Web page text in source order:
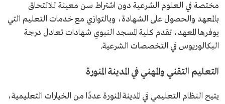
مختصة في العلوم الشرعية دون اشتراط سن معينة للالتحاق
بالمعهد والحصول على الشهادة، وبالتوازي مع خدمات التعليم التي
يوفرها المعهد، تقدم كلية المسجد النبوي شهادات تعادل درجة
البكالوريوس في التخصصات الشرعية.
التعليم التقني والمهني في المدينة المنورة
يتيح النظام التعليمي في المدينة المنورة عددًا من الخيارات التعليمية،